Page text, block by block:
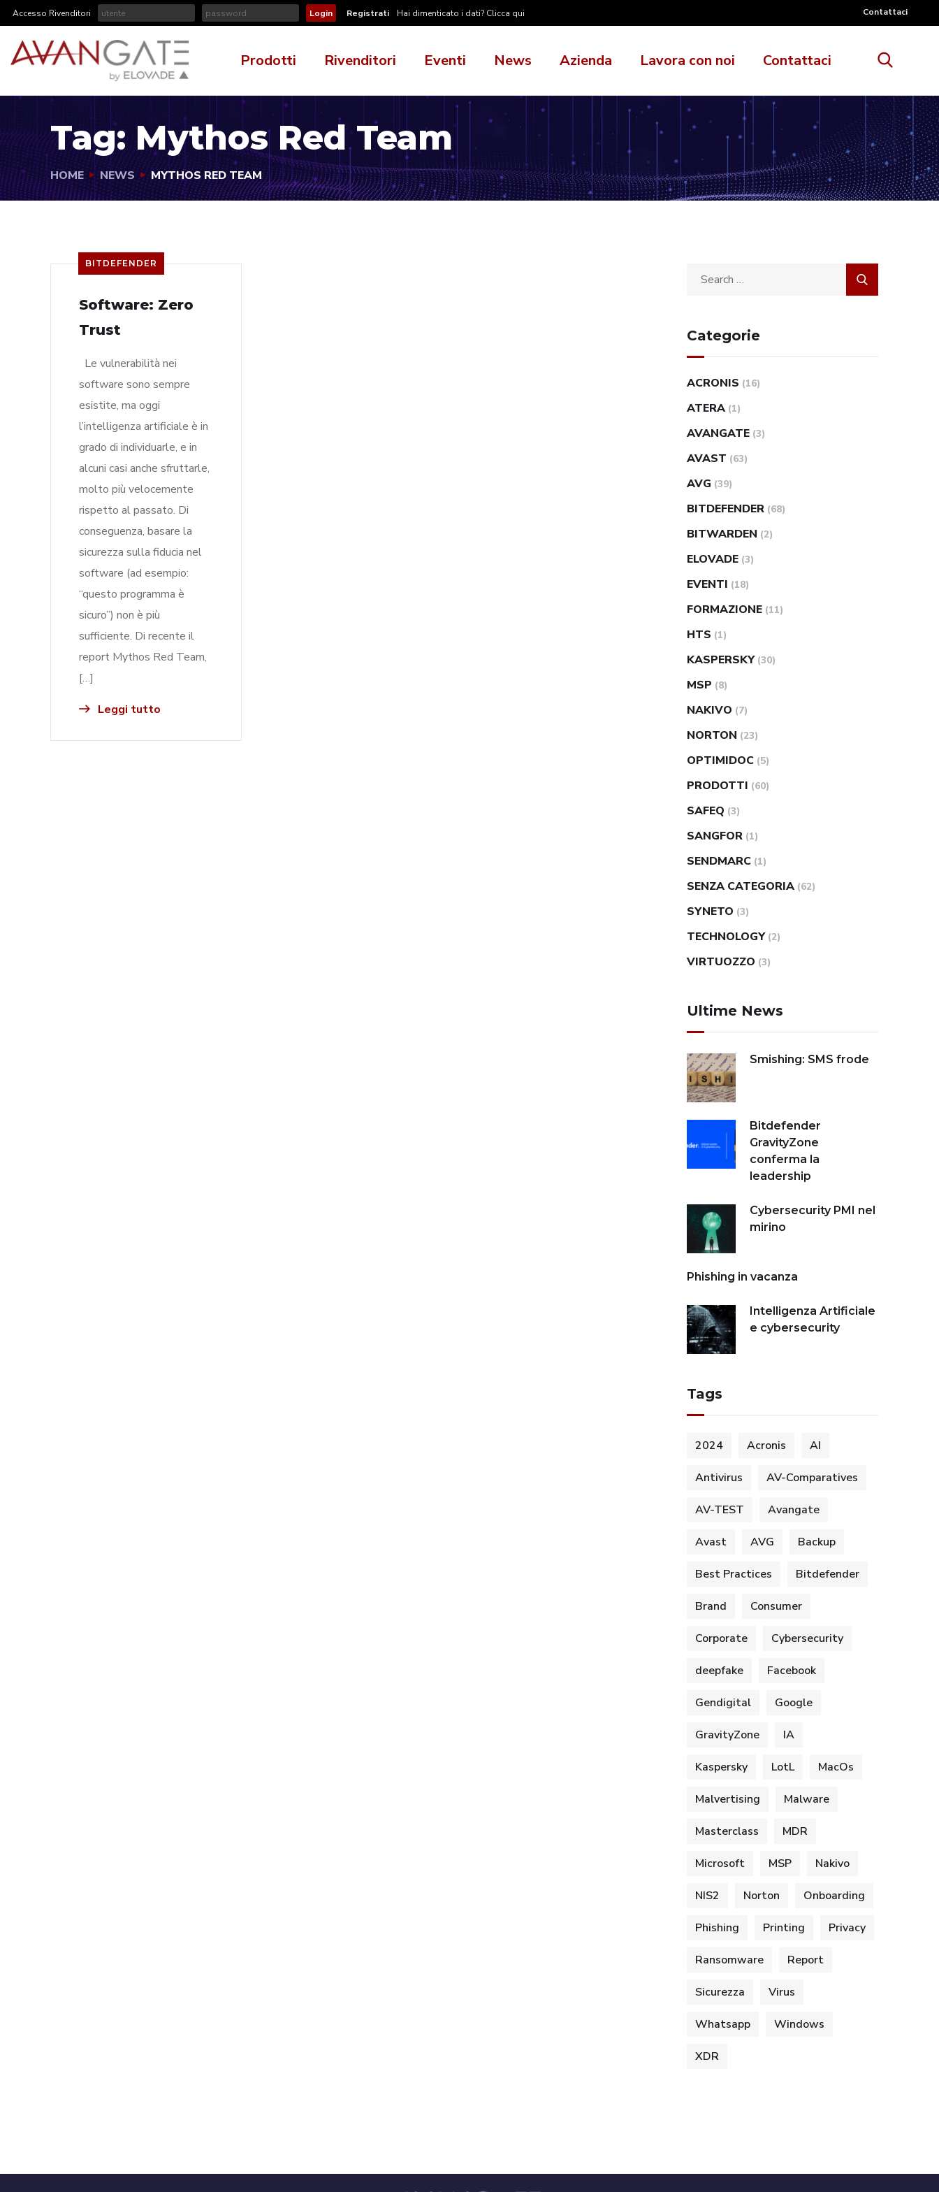
Accesso Rivenditori Registrati Hai dimenticato i dati? Clicca qui Contattaci
Prodotti Rivenditori Eventi News Azienda Lavora con noi Contattaci
Tag:Mythos Red Team
HOME NEWS MYTHOS RED TEAM
BITDEFENDER
Software: Zero
Trust
Le vulnerabilità nei
software sono sempre
esistite, ma oggi
l’intelligenza artificiale è in
grado di individuarle, e in
alcuni casi anche sfruttarle,
molto più velocemente
rispetto al passato. Di
conseguenza, basare la
sicurezza sulla fiducia nel
software (ad esempio:
“questo programma è
sicuro”) non è più
sufficiente. Di recente il
report Mythos Red Team,
[…]
Leggi tutto
Categorie
ACRONIS (16)
ATERA (1)
AVANGATE (3)
AVAST (63)
AVG (39)
BITDEFENDER (68)
BITWARDEN (2)
ELOVADE (3)
EVENTI (18)
FORMAZIONE (11)
HTS (1)
KASPERSKY (30)
MSP (8)
NAKIVO (7)
NORTON (23)
OPTIMIDOC (5)
PRODOTTI (60)
SAFEQ (3)
SANGFOR (1)
SENDMARC (1)
SENZA CATEGORIA (62)
SYNETO (3)
TECHNOLOGY (2)
VIRTUOZZO (3)
Ultime News
Smishing: SMS frode
Bitdefender
GravityZone
conferma la
leadership
Cybersecurity PMI nel
mirino
Phishing in vacanza
Intelligenza Artificiale
e cybersecurity
Tags
2024 Acronis AI
Antivirus AV-Comparatives
AV-TEST Avangate
Avast AVG Backup
Best Practices Bitdefender
Brand Consumer
Corporate Cybersecurity
deepfake Facebook
Gendigital Google
GravityZone IA
Kaspersky LotL MacOs
Malvertising Malware
Masterclass MDR
Microsoft MSP Nakivo
NIS2 Norton Onboarding
Phishing Printing Privacy
Ransomware Report
Sicurezza Virus
Whatsapp Windows
XDR